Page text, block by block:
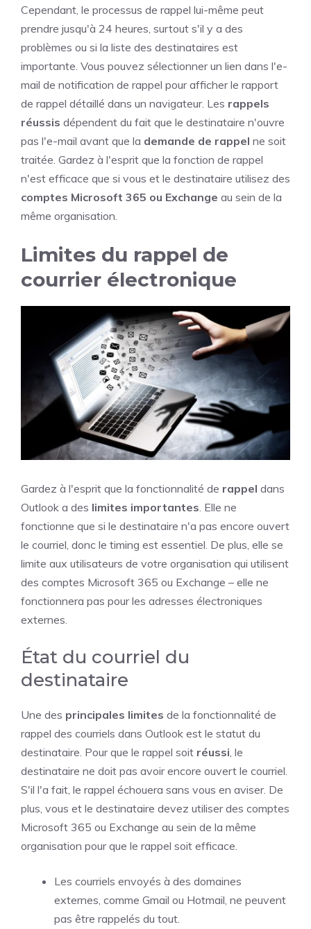
Cependant, le processus de rappel lui-même peut
prendre jusqu'à 24 heures, surtout s'il y a des
problèmes ou si la liste des destinataires est
importante. Vous pouvez sélectionner un lien dans l'e-
mail de notification de rappel pour afficher le rapport
de rappel détaillé dans un navigateur. Les rappels
réussis dépendent du fait que le destinataire n'ouvre
pas l'e-mail avant que la demande de rappel ne soit
traitée. Gardez à l'esprit que la fonction de rappel
n'est efficace que si vous et le destinataire utilisez des
comptes Microsoft 365 ou Exchange au sein de la
même organisation.
Limites du rappel de
courrier électronique
Gardez à l'esprit que la fonctionnalité de rappel dans
Outlook a des limites importantes . Elle ne
fonctionne que si le destinataire n'a pas encore ouvert
le courriel, donc le timing est essentiel. De plus, elle se
limite aux utilisateurs de votre organisation qui utilisent
des comptes Microsoft 365 ou Exchange – elle ne
fonctionnera pas pour les adresses électroniques
externes.
État du courriel du
destinataire
Une des principales limites de la fonctionnalité de
rappel des courriels dans Outlook est le statut du
destinataire. Pour que le rappel soit réussi , le
destinataire ne doit pas avoir encore ouvert le courriel.
S'il l'a fait, le rappel échouera sans vous en aviser. De
plus, vous et le destinataire devez utiliser des comptes
Microsoft 365 ou Exchange au sein de la même
organisation pour que le rappel soit efficace.
Les courriels envoyés à des domaines
externes, comme Gmail ou Hotmail, ne peuvent
pas être rappelés du tout.